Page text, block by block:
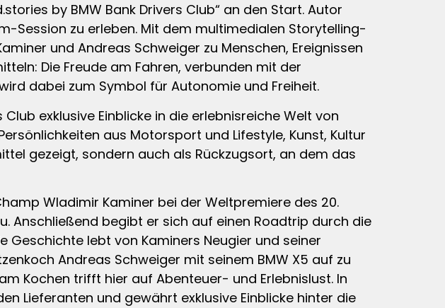
by BMW Bank Drivers Club“ an den Start. Autor
Session zu erleben. Mit dem multimedialen Storytelling-
und Andreas Schweiger zu Menschen, Ereignissen
Die Freude am Fahren, verbunden mit der
dabei zum Symbol für Autonomie und Freiheit.
exklusive Einblicke in die erlebnisreiche Welt von
aus Motorsport und Lifestyle, Kunst, Kultur
gezeigt, sondern auch als Rückzugsort, an dem das
Wladimir Kaminer bei der Weltpremiere des 20.
Anschließend begibt er sich auf einen Roadtrip durch die
Geschichte lebt von Kaminers Neugier und seiner
Andreas Schweiger mit seinem BMW X5 auf zu
Kochen trifft hier auf Abenteuer- und Erlebnislust. In
Lieferanten und gewährt exklusive Einblicke hinter die